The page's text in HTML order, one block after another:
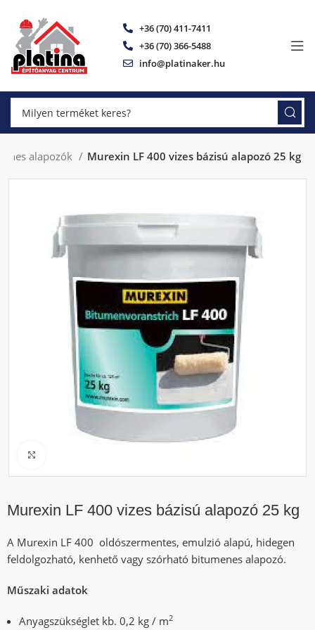
+36 (70) 411-7411
+36 (70) 366-5488
info@platinaker.hu
alapozók Murexin LF 400 vizes bázisú alapozó 25 kg
Murexin LF 400 vizes bázisú alapozó 25 kg
A Murexin LF 400 oldószermentes, emulzió alapú, hidegen
feldolgozható, kenhető vagy szórható bitumenes alapozó.
Műszaki adatok
Anyagszükséglet kb. 0,2 kg / m2